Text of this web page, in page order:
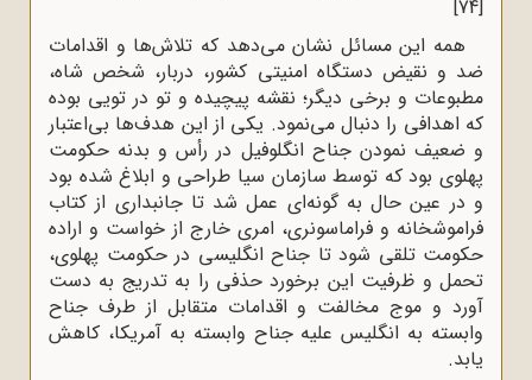
[74]
همه این مسائل نشان می‌دهد که تلاش‌ها و اقدامات
ضد و نقیض دستگاه امنیتی کشور، دربار، شخص شاه،
مطبوعات و برخی دیگر؛ نقشه پیچیده و تو در تویی بوده
که اهدافی را دنبال می‌نمود. یکی از این هدف‌ها بی‌اعتبار
و ضعیف نمودن جناح انگلوفیل در رأس و بدنه حکومت
پهلوی بود که توسط سازمان سیا طراحی و ابلاغ شده بود
و در عین حال به گونه‌ای عمل شد تا جانبداری از کتاب
فراموشخانه و فراماسونری، امری خارج از خواست و اراده
حکومت تلقی شود تا جناح انگلیسی در حکومت پهلوی،
تحمل و ظرفیت این برخورد حذفی را به تدریج به دست
آورد و موج مخالفت و اقدامات متقابل از طرف جناح
وابسته به انگلیس علیه جناح وابسته به آمریکا، کاهش
یابد.